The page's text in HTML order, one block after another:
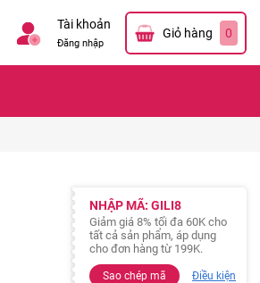
Tài khoản
Đăng nhập
Giỏ hàng 0
NHẬP MÃ: GILI8
Giảm giá 8% tối đa 60K cho
tất cả sản phẩm, áp dụng
cho đơn hàng từ 199K.
Sao chép mã Điều kiện